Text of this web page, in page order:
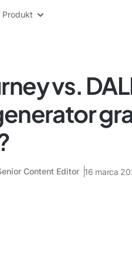
Produkt
vs.
Content Editor 16 marca